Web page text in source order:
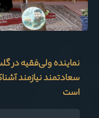
نماینده ولی‌فقیه در
سعادتمند نیازمند
است